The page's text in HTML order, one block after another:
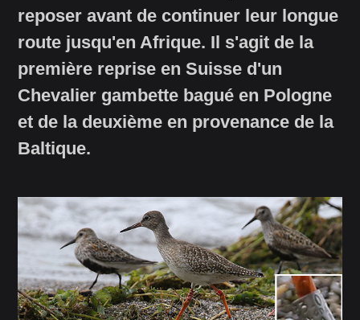
reposer avant de continuer leur longue
route jusqu'en Afrique. Il s'agit de la
première reprise en Suisse d'un
Chevalier gambette bagué en Pologne
et de la deuxième en provenance de la
Baltique.